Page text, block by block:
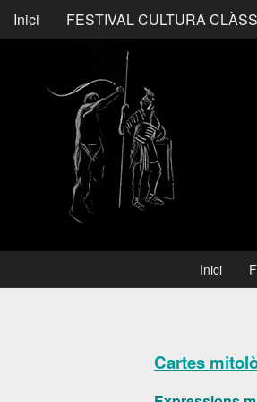
Inici FESTIVAL CULTURA
Inici
Cartes